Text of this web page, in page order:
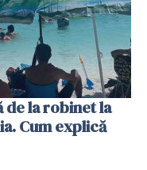
de la robinet la
Cum explică